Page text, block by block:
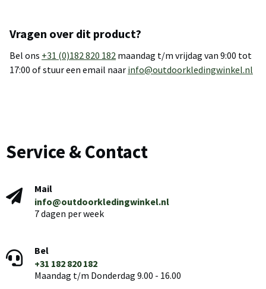
Vragen over dit product?
Bel ons +31 (0)182 820 182 maandag t/m vrijdag van 9:00 tot
17:00 of stuur een email naar info@outdoorkledingwinkel.nl
Service & Contact
Mail
info@outdoorkledingwinkel.nl
7 dagen per week
Bel
+31 182 820 182
Maandag t/m Donderdag 9.00 - 16.00